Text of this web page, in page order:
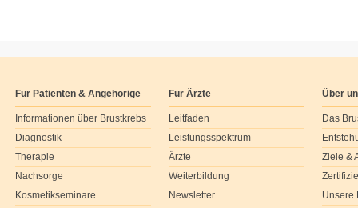
Für Patienten & Angehörige
Informationen über Brustkrebs
Diagnostik
Therapie
Nachsorge
Kosmetikseminare
Für Ärzte
Leitfaden
Leistungsspektrum
Ärzte
Weiterbildung
Newsletter
Über
Das
Ziele &
Unsere